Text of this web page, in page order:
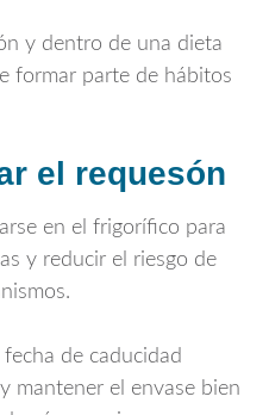
y dentro de una dieta
formar parte de hábitos
el requesón
en el frigorífico para
y reducir el riesgo de
de caducidad
mantener el envase bien